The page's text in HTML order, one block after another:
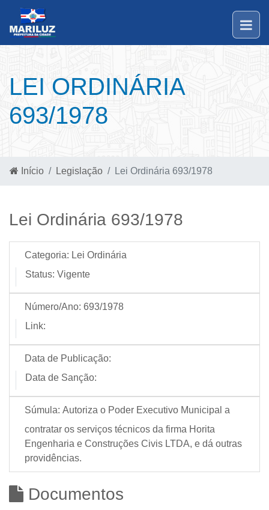
LEI ORDINÁRIA
693/1978
Início Legislação Lei Ordinária 693/1978
Lei Ordinária 693/1978
Categoria: Lei Ordinária
Status: Vigente
Número/Ano: 693/1978
Link:
Data de Publicação:
Data de Sanção:
Súmula: Autoriza o Poder Executivo Municipal a
contratar os serviços técnicos da firma Horita
Engenharia e Construções Civis LTDA, e dá outras
providências.
Documentos